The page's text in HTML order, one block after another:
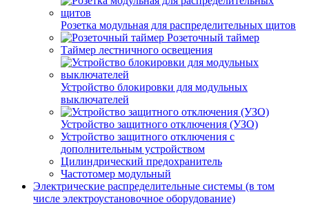
Розетка модульная для распределительных щитов
Розеточный таймер
Таймер лестничного освещения
Устройство блокировки для модульных
выключателей
Устройство защитного отключения (УЗО)
Устройство защитного отключения с
дополнительным устройством
Цилиндрический предохранитель
Частотомер модульный
Электрические распределительные системы (в том
числе электроустановочное оборудование)